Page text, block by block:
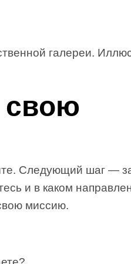
галереи.
свою
Следующий шаг —
и в каком
миссию.